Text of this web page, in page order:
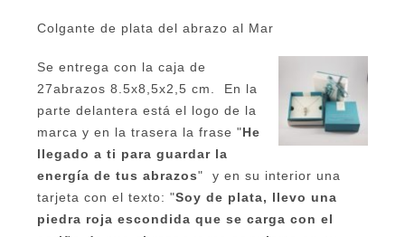
Colgante de plata del abrazo al Mar
Se entrega con la caja de
27abrazos 8.5x8,5x2,5 cm. En la
parte delantera está el logo de la
marca y en la trasera la frase "He
llegado a ti para guardar la
energía de tus abrazos" y en su interior una
tarjeta con el texto: "Soy de plata, llevo una
piedra roja escondida que se carga con el